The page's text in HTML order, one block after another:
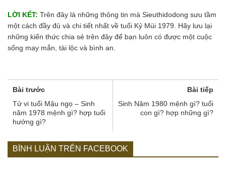
LỜI KẾT: Trên đây là những thông tin mà Sieuthidodong sưu tầm
một cách đầy đủ và chi tiết nhất về tuổi Kỷ Mùi 1979. Hãy lưu lại
những kiến thức chia sẻ trên đây để bạn luôn có được một cuộc
sống may mắn, tài lộc và bình an.
Bài trước
Tử vi tuổi Mậu ngọ – Sinh
năm 1978 mệnh gì? hợp tuổi
hướng gì?
Bài tiếp
Sinh Năm 1980 mệnh gì? tuổi
con gì? hợp những gì?
BÌNH LUẬN TRÊN FACEBOOK